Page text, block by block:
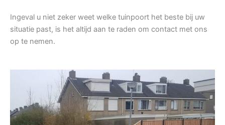
Ingeval u niet zeker weet welke tuinpoort het beste bij uw
situatie past, is het altijd aan te raden om contact met ons
op te nemen.